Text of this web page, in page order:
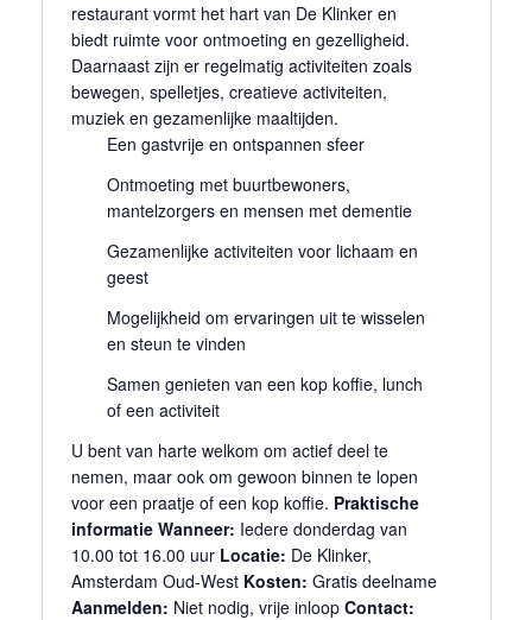
restaurant vormt het hart van De Klinker en
biedt ruimte voor ontmoeting en gezelligheid.
Daarnaast zijn er regelmatig activiteiten zoals
bewegen, spelletjes, creatieve activiteiten,
muziek en gezamenlijke maaltijden.
Een gastvrije en ontspannen sfeer
Ontmoeting met buurtbewoners,
mantelzorgers en mensen met dementie
Gezamenlijke activiteiten voor lichaam en
geest
Mogelijkheid om ervaringen uit te wisselen
en steun te vinden
Samen genieten van een kop koffie, lunch
of een activiteit
U bent van harte welkom om actief deel te
nemen, maar ook om gewoon binnen te lopen
voor een praatje of een kop koffie. Praktische
informatie Wanneer: Iedere donderdag van
10.00 tot 16.00 uur Locatie: De Klinker,
Amsterdam Oud-West Kosten: Gratis deelname
Aanmelden: Niet nodig, vrije inloop Contact: